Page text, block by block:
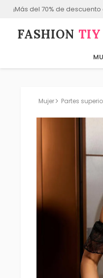
¡Más del 70% de
FASHION⁠ TIY
Mujer Partes